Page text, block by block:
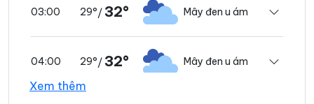
03:00 29°/ 32° Mây đen u ám
04:00 29°/ 32° Mây đen u ám
Xem thêm